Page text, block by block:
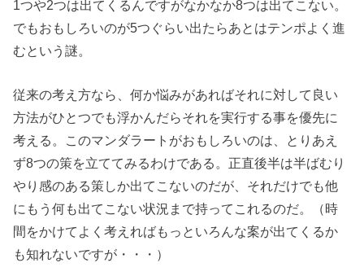
1つや2つは出てくるんですがなかなか8つは出てこない。
でもおもしろいのが5つぐらい出たらあとはテンポよく進
むという謎。
従来の考え方なら、何か悩みがあればそれに対して良い
方法がひとつでも浮かんだらそれを実行する事を優先に
考える。このマンダラートがおもしろいのは、とりあえ
ず8つの策を立ててみるわけである。正直後半は半ばむり
やり感のある策しか出てこないのだが、それだけでも他
にもう何も出てこない状況まで持ってこれるのだ。（時
間をかけてよく考えればもっといろんな案が出てくるか
も知れないですが・・・）